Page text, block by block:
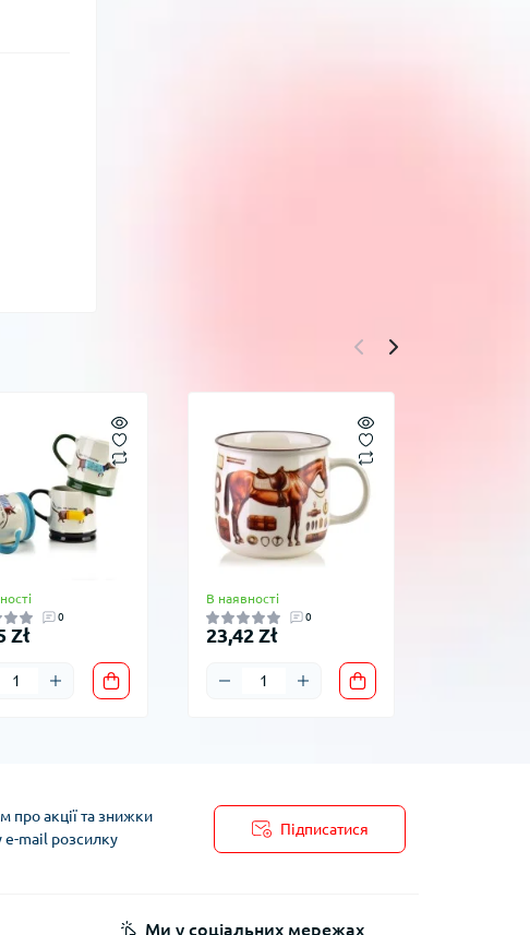
0
Zł
В наявності
0
23,42 Zł
про акції та знижки
e-mail розсилку
Підписатися
Ми у соціальних мережах